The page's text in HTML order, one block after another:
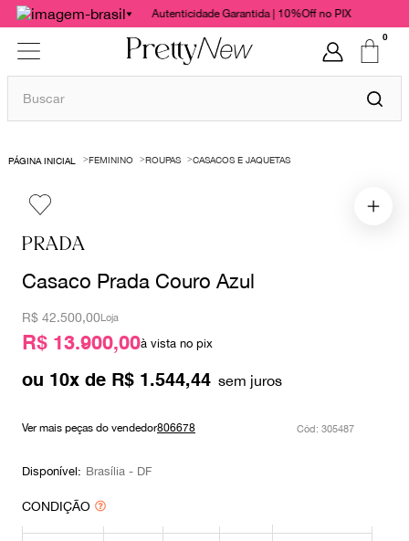
Autenticidade Garantida | 10%Off no PIX
0
Buscar
FEMININO ROUPAS CASACOS E JAQUETAS
PRADA
Casaco Prada Couro Azul
R$ 42.500,00Loja
R$ 13.900,00à vista no pix
ou 10x de R$ 1 .544,44
Ver mais peças do vendedor806678 : 305487
Disponível: Brasília - DF
CONDIÇÃO
1º
bolsas
cris barros
valentino
burberry
louis vuitton